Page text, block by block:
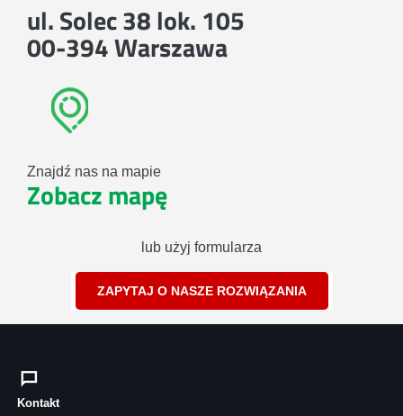
ul. Solec 38 lok. 105
00-394 Warszawa
Znajdź nas na mapie
Zobacz mapę
lub użyj formularza
ZAPYTAJ O NASZE ROZWIĄZANIA
Kontakt